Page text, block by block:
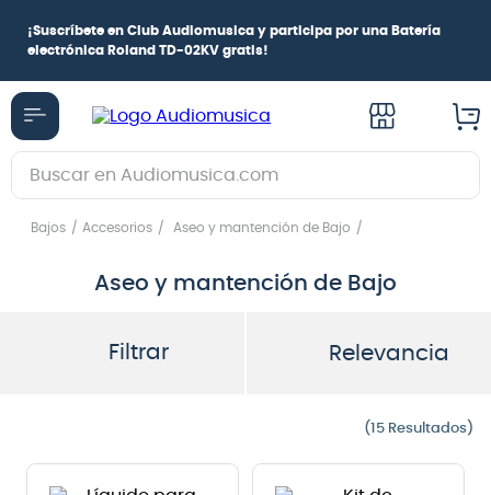
¡Suscríbete en Club Audiomusica y participa por una Batería
electrónica Roland TD-02KV gratis!
Buscar en Audiomusica.com
Bajos Accesorios Aseo y mantención de Bajo
Aseo y mantención de Bajo
Filtrar Relevancia
15
TÉRMINOS MÁS BUSCADOS
teclado